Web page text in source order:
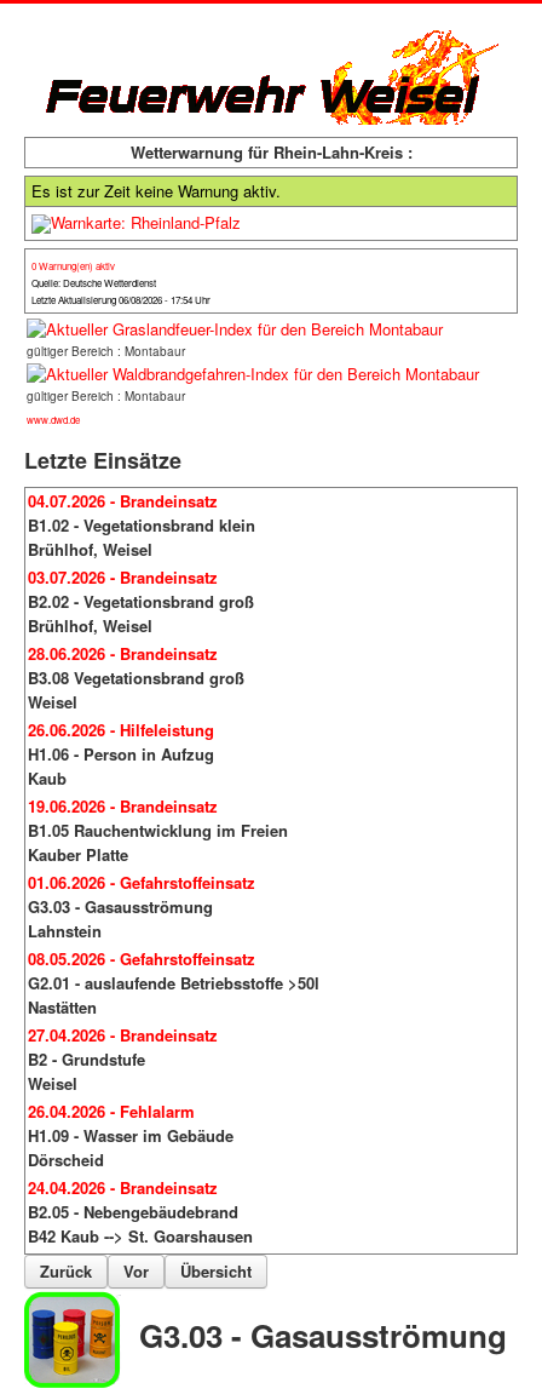
Wetterwarnung für Rhein-Lahn-Kreis :
Es ist zur Zeit keine Warnung aktiv.
0 Warnung(en) aktiv
Quelle: Deutsche Wetterdienst
Letzte Aktualisierung 06/08/2026 - 17:54 Uhr
gültiger Bereich : Montabaur
gültiger Bereich : Montabaur
www.dwd.de
Letzte Einsätze
04.07.2026 - Brandeinsatz
B1.02 - Vegetationsbrand klein
Brühlhof, Weisel
03.07.2026 - Brandeinsatz
B2.02 - Vegetationsbrand groß
Brühlhof, Weisel
28.06.2026 - Brandeinsatz
B3.08 Vegetationsbrand groß
Weisel
26.06.2026 - Hilfeleistung
H1.06 - Person in Aufzug
Kaub
19.06.2026 - Brandeinsatz
B1.05 Rauchentwicklung im Freien
Kauber Platte
01.06.2026 - Gefahrstoffeinsatz
G3.03 - Gasausströmung
Lahnstein
08.05.2026 - Gefahrstoffeinsatz
G2.01 - auslaufende Betriebsstoffe >50l
Nastätten
27.04.2026 - Brandeinsatz
B2 - Grundstufe
Weisel
26.04.2026 - Fehlalarm
H1.09 - Wasser im Gebäude
Dörscheid
24.04.2026 - Brandeinsatz
B2.05 - Nebengebäudebrand
B42 Kaub --> St. Goarshausen
Zurück
Vor Übersicht
G3.03 - Gasausströmung